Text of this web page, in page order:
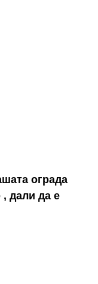
ограда
дали да е